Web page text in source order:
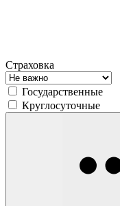
Страховка
Государственные
Круглосуточные